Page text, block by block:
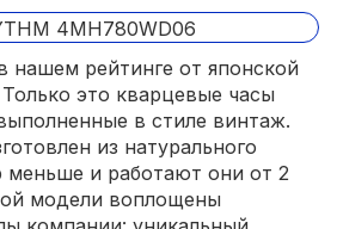
нашем рейтинге от японской
это кварцевые часы
в стиле винтаж.
из натурального
меньше и работают они от 2
модели воплощены